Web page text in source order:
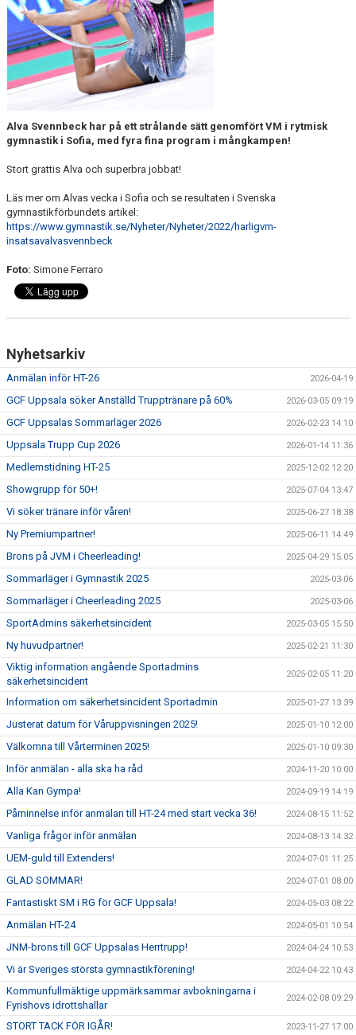
NYHETER
FÖR MEDLEMMAR
PARTNERS
Alva Svennbeck har på ett strålande sätt genomfört VM i rytmisk
gymnastik i Sofia, med fyra fina program i mångkampen!
Stort grattis Alva och superbra jobbat!
Läs mer om Alvas vecka i Sofia och se resultaten i Svenska
gymnastikförbundets artikel:
https://www.gymnastik.se/Nyheter/Nyheter/2022/harligvm-
insatsavalvasvennbeck
Foto: Simone Ferraro
Nyhetsarkiv
Anmälan inför HT-26 2026-04-19
GCF Uppsala söker Anställd Trupptränare på 60% 2026-03-05 09:19
GCF Uppsalas Sommarläger 2026 2026-02-23 14:10
Uppsala Trupp Cup 2026 2026-01-14 11:36
Medlemstidning HT-25 2025-12-02 12:20
Showgrupp för 50+! 2025-07-04 13:47
Vi söker tränare inför våren! 2025-06-27 18:38
Ny Premiumpartner! 2025-06-11 14:49
Brons på JVM i Cheerleading! 2025-04-29 15:05
Sommarläger i Gymnastik 2025 2025-03-06
Sommarläger i Cheerleading 2025 2025-03-06
SportAdmins säkerhetsincident 2025-03-05 15:50
Ny huvudpartner! 2025-02-21 11:30
Viktig information angående Sportadmins
säkerhetsincident
2025-02-05 11:20
Information om säkerhetsincident Sportadmin 2025-01-27 13:39
Justerat datum för Våruppvisningen 2025! 2025-01-10 12:00
Välkomna till Vårterminen 2025! 2025-01-10 09:30
Inför anmälan - alla ska ha råd 2024-11-20 10:00
Alla Kan Gympa! 2024-09-19 14:19
Påminnelse inför anmälan till HT-24 med start vecka 36! 2024-08-15 11:52
Vanliga frågor inför anmälan 2024-08-13 14:32
UEM-guld till Extenders! 2024-07-01 11:25
GLAD SOMMAR! 2024-07-01 08:00
Fantastiskt SM i RG för GCF Uppsala! 2024-05-03 08:22
Anmälan HT-24 2024-05-01 10:54
JNM-brons till GCF Uppsalas Herrtrupp! 2024-04-24 10:53
Vi är Sveriges största gymnastikförening! 2024-04-22 10:43
Kommunfullmäktige uppmärksammar avbokningarna i
Fyrishovs idrottshallar
2024-02-08 09:29
STORT TACK FÖR IGÅR! 2023-11-27 17:00